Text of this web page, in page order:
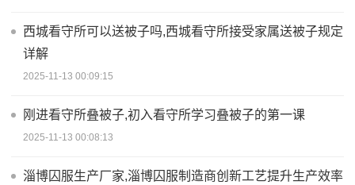
西城看守所可以送被子吗,西城看守所接受家属送被子规定
详解
2025-11-13 00:09:15
刚进看守所叠被子,初入看守所学习叠被子的第一课
2025-11-13 00:08:13
淄博囚服生产厂家,淄博囚服制造商创新工艺提升生产效率